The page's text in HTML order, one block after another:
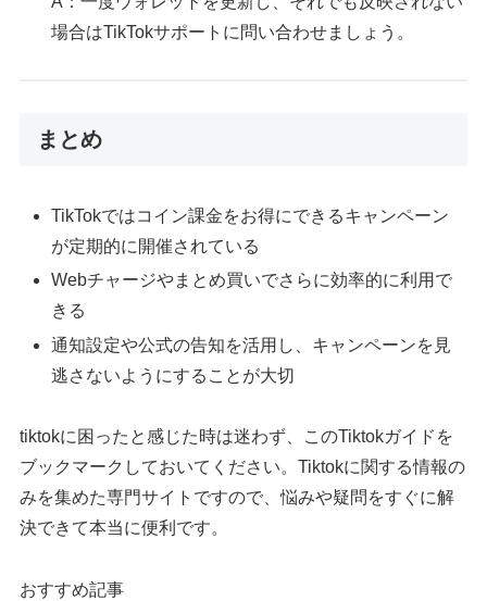
場合はTikTokサポートに問い合わせましょう。
まとめ
TikTokではコイン課金をお得にできるキャンペーン
が定期的に開催されている
Webチャージやまとめ買いでさらに効率的に利用で
きる
通知設定や公式の告知を活用し、キャンペーンを見
逃さないようにすることが大切
tiktokに困ったと感じた時は迷わず、このTiktokガイドを
ブックマークしておいてください。Tiktokに関する情報の
みを集めた専門サイトですので、悩みや疑問をすぐに解
決できて本当に便利です。
おすすめ記事